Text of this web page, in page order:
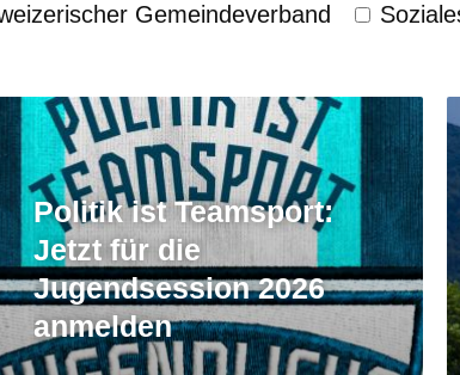
Gemeinde­verband
Politik ist Teamsport:
Jetzt für die
Jugendsession 2026
anmelden